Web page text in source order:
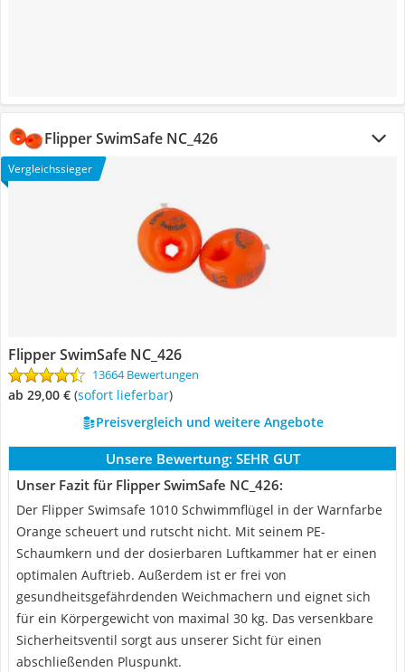
Flipper SwimSafe NC_426
Vergleichssieger
Flipper SwimSafe NC_426
13664 Bewertungen
ab 29,00 € ( Sofort lieferbar)
Preisvergleich und weitere Angebote
Unsere Bewertung: SEHR GUT
Unser Fazit für Flipper SwimSafe NC_426:
Der Flipper Swimsafe 1010 Schwimmflügel in der Warnfarbe
Orange scheuert und rutscht nicht. Mit seinem PE-
Schaumkern und der dosierbaren Luftkammer hat er einen
optimalen Auftrieb. Außerdem ist er frei von
gesundheitsgefährdenden Weichmachern und eignet sich
für ein Körpergewicht von maximal 30 kg. Das versenkbare
Sicherheitsventil sorgt aus unserer Sicht für einen
abschließenden Pluspunkt.